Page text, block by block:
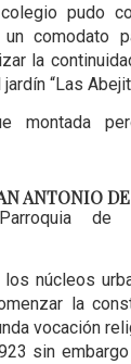
pudo
comodato
la
“Las
montada
ANTONIO
los núcleos
la
vocación
sin